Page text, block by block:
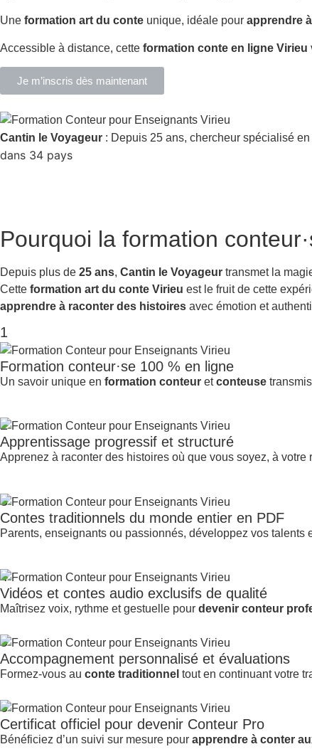
Une formation art du conte unique, idéale pour apprendre
Accessible à distance, cette formation conte en ligne Virieu
Je m’inscris dès maintenant
Cantin le Voyageur : Depuis 25 ans, chercheur spécialisé
dans 34 pays
Pourquoi la formation
Depuis plus de 25 ans, Cantin le Voyageur transmet la
Cette formation art du conte Virieu est le fruit de cette
apprendre à raconter des histoires avec émotion et
1
Formation conteur·se 100 % en ligne
Un savoir unique en formation conteur etconteuse
2
Apprentissage progressif et structuré
Apprenez à raconter des histoires où que vous soyez, à votre
3
Contes traditionnels du monde entier en PDF
Parents, enseignants ou passionnés, développez vos talents
4
Vidéos et contes audio exclusifs de qualité
Maîtrisez voix, rythme et gestuelle pour devenir conteur
5
Accompagnement personnalisé et évaluations
Formez-vous au conte traditionnel tout en continuant votre
6
Certificat officiel pour devenir Conteur Pro
Bénéficiez d’un suivi sur mesure pour apprendre à conter